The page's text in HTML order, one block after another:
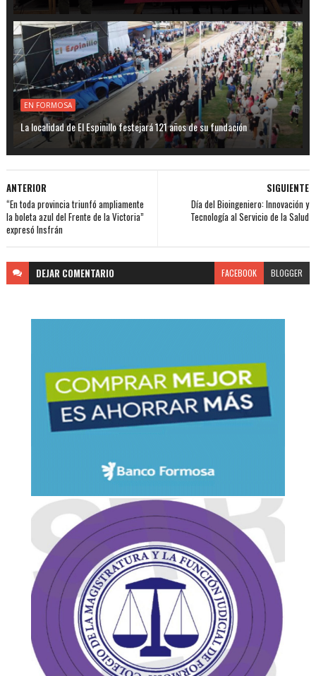
EN FORMOSA
La localidad de El Espinillo festejará 121 años de su fundación
SIGUIENTE
Día del Bioingeniero: Innovación y
Tecnología al Servicio de la Salud
ANTERIOR
“En toda provincia triunfó ampliamente
la boleta azul del Frente de la Victoria”
expresó Insfrán
DEJAR COMENTARIO FACEBOOK BLOGGER